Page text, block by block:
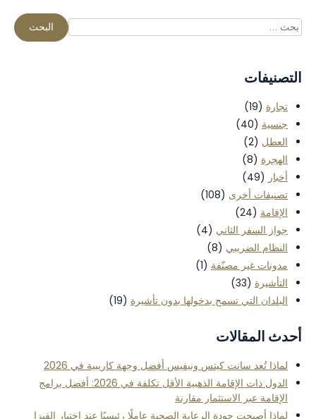
التصنيفات
تجارة (19)
جنسية (40)
العطل (2)
الهجرة (8)
أخبار (49)
تصنيفات أخرى (108)
الإقامة (24)
جواز السفر الثاني (4)
النظام الضريبي (8)
مدونات غير مصنّفة (1)
التأشيرة (33)
البلدان التي تسمح بدخولها بدون تأشيرة (19)
أحدث المقالات
لماذا تُعد سانت كيتس ونيفيس أفضل وجهة كاريبية في 2026
الدول ذات الإقامة الذهبية الأقل تكلفة في 2026: أفضل برامج
الإقامة عبر الاستثمار مقارنة
لماذا أصبحت جودة الرعاية الصحية عاملًا رئيسيًا عند اختيار الفيزا